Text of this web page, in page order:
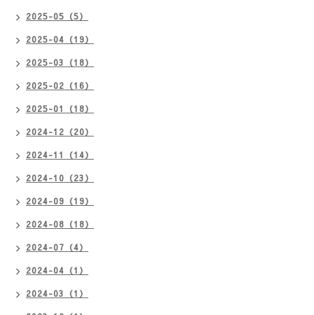
2025-05（5）
2025-04（19）
2025-03（18）
2025-02（16）
2025-01（18）
2024-12（20）
2024-11（14）
2024-10（23）
2024-09（19）
2024-08（18）
2024-07（4）
2024-04（1）
2024-03（1）